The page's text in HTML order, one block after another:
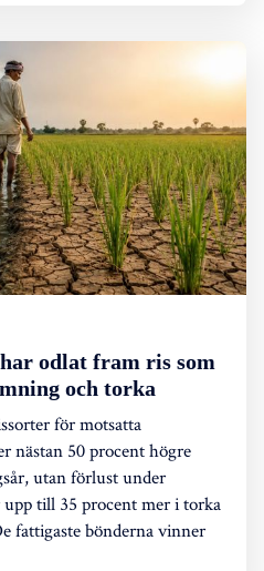
odlat fram ris som
och torka
för motsatta
nästan 50 procent högre
utan förlust under
till 35 procent mer i torka
fattigaste bönderna vinner